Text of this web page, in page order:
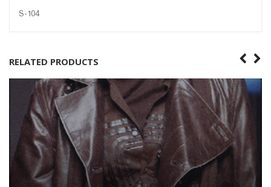
S-104
RELATED PRODUCTS